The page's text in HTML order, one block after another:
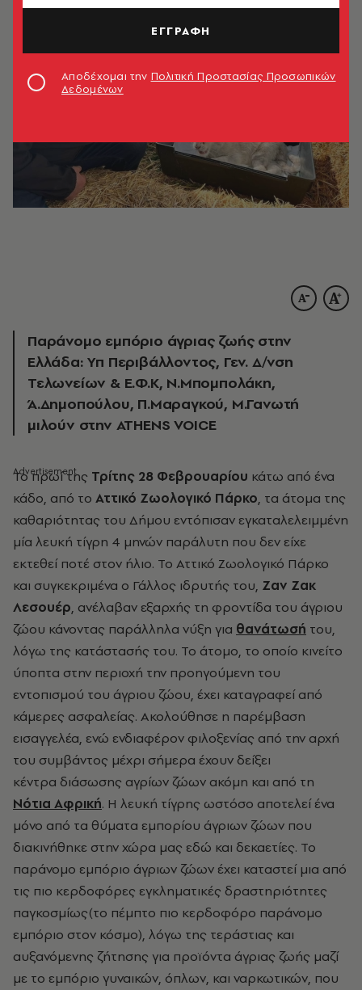
Παράνομο εμπόριο άγριας ζωής στην
Ελλάδα: Υπ Περιβάλλοντος, Γεν. Δ/νση
Τελωνείων & Ε.Φ.Κ, Ν.Μπομπολάκη,
Ά.Δημοπούλου, Π.Μαραγκού, Μ.Γανωτή
μιλούν στην ATHENS VOICE
Το πρωί της Τρίτης 28 Φεβρουαρίου κάτω από ένα
κάδο, από το Αττικό Ζωολογικό Πάρκο, τα άτομα της
καθαριότητας του Δήμου εντόπισαν εγκαταλελειμμένη
μία λευκή τίγρη 4 μηνών παράλυτη που δεν είχε
εκτεθεί ποτέ στον ήλιο. Το Αττικό Ζωολογικό Πάρκο
και συγκεκριμένα ο Γάλλος ιδρυτής του, Ζαν Ζακ
Λεσουέρ, ανέλαβαν εξαρχής τη φροντίδα του άγριου
ζώου κάνοντας παράλληλα νύξη για θανάτωσή του,
λόγω της κατάστασής του. Το άτομο, το οποίο κινείτο
ύποπτα στην περιοχή την προηγούμενη του
εντοπισμού του άγριου ζώου, έχει καταγραφεί από
κάμερες ασφαλείας. Ακολούθησε η παρέμβαση
εισαγγελέα, ενώ ενδιαφέρον φιλοξενίας από την αρχή
του συμβάντος μέχρι σήμερα έχουν δείξει
κέντρα διάσωσης αγρίων ζώων ακόμη και από τη
Νότια Αφρική. Η λευκή τίγρης ωστόσο αποτελεί ένα
μόνο από τα θύματα εμπορίου άγριων ζώων που
διακινήθηκε στην χώρα μας εδώ και δεκαετίες. Το
παράνομο εμπόριο άγριων ζώων έχει καταστεί μια από
τις πιο κερδοφόρες εγκληματικές δραστηριότητες
παγκοσμίως(το πέμπτο πιο κερδοφόρο παράνομο
εμπόριο στον κόσμο), λόγω της τεράστιας και
αυξανόμενης ζήτησης για προϊόντα άγριας ζωής μαζί
με το εμπόριο γυναικών, όπλων, και ναρκωτικών, που
ΕΓΓΡΑΦΗ
Αποδέχομαι την Πολιτική Προστασίας Προσωπικών
Δεδομένων